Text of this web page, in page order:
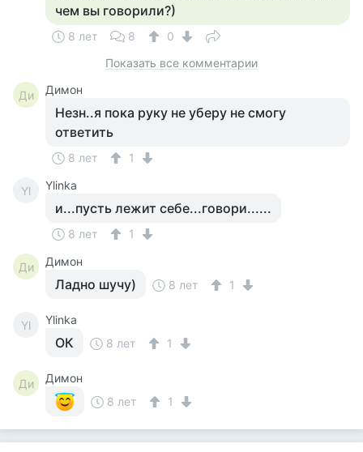
чем вы говорили?)
8 лет 8
0
Показать все комментарии
Ди Димон
Незн..я пока руку не уберу не смогу
ответить
8 лет 1
Yl Ylinka
и...пусть лежит себе...говори......
8 лет 1
Ди Димон
Ладно шучу) 8 лет 1
Yl Ylinka
ОК 8 лет 1
Ди
Димон
8 лет
1